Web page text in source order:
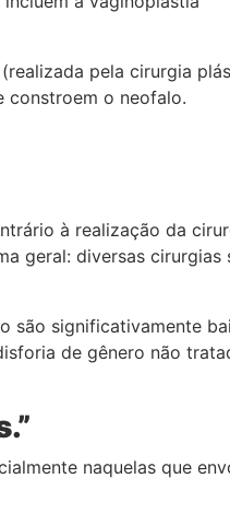
pela cirurgia
constroem o neofalo.
à realização da
geral: diversas cirurgias
são significativamente
de gênero não
naquelas que